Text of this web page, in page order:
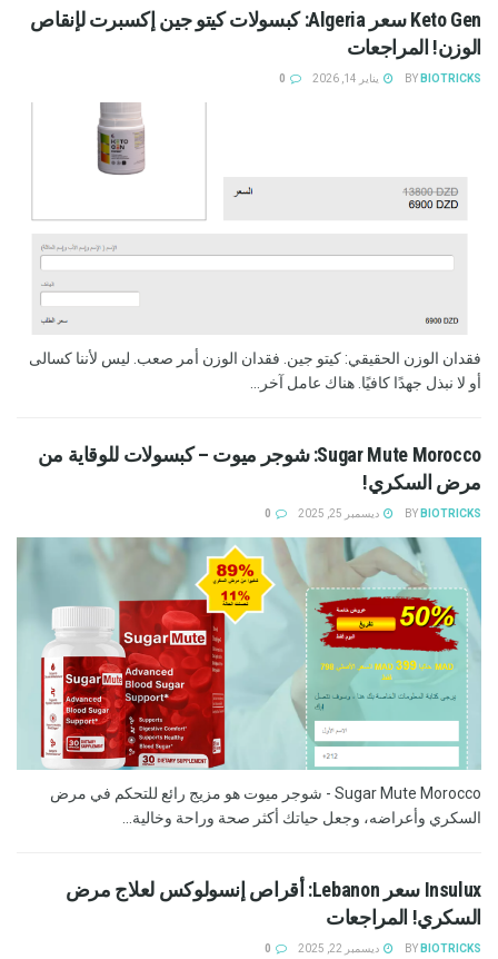
Keto Gen سعر Algeria: كبسولات كيتو جين إكسبرت لإنقاص
الوزن! المراجعات
BY BIOTRICKS يناير 14, 2026
فقدان الوزن الحقيقي: كيتو جين. فقدان الوزن أمر صعب. ليس لأننا كسالى
أو لا نبذل جهدًا كافيًا. هناك عامل آخر...
Sugar Mute Morocco: شوجر ميوت – كبسولات للوقاية من
مرض السكري!
BY BIOTRICKS ديسمبر 25, 2025
Sugar Mute Morocco - شوجر ميوت هو مزيج رائع للتحكم في مرض
السكري وأعراضه، وجعل حياتك أكثر صحة وراحة وخالية...
Insulux سعر Lebanon: أقراص إنسولوكس لعلاج مرض
السكري! المراجعات
BY BIOTRICKS ديسمبر 22, 2025